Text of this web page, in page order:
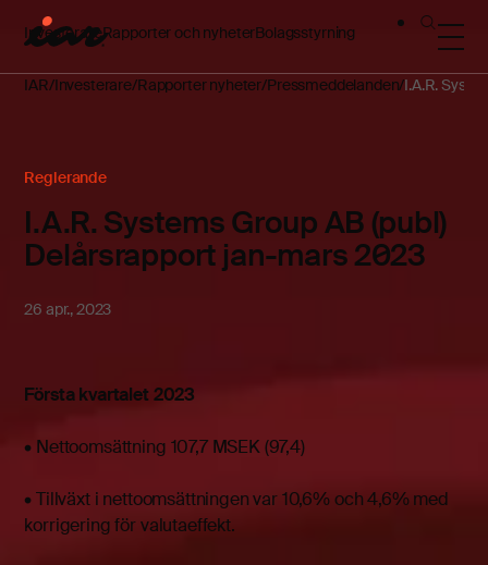
InvesterareRapporter och nyheterBolagsstyrning
IAR Investerare Rapporter nyheter Pressmeddelanden I.A.R.
Reglerande
I.A.R. Systems Group AB (publ)
Delårsrapport jan-mars 2023
26 apr., 2023
Första kvartalet 2023
• Nettoomsättning 107,7 MSEK (97,4)
• Tillväxt i nettoomsättningen var 10,6% och 4,6% med
korrigering för valutaeffekt.